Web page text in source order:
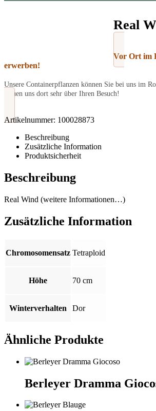
Real
Vor Ort im
erwerben!
Unsere Containerpflanzen können Sie bei uns im
freuen uns dort sehr über Ihren Besuch!
Artikelnummer: 100028873
Beschreibung
Zusätzliche Information
Produktsicherheit
Beschreibung
Real Wind (weitere Informationen…)
Zusätzliche Information
Chromosomensatz Tetraploid
Höhe 70 cm
Winterverhalten Dor
Ähnliche Produkte
Berleyer Dramma